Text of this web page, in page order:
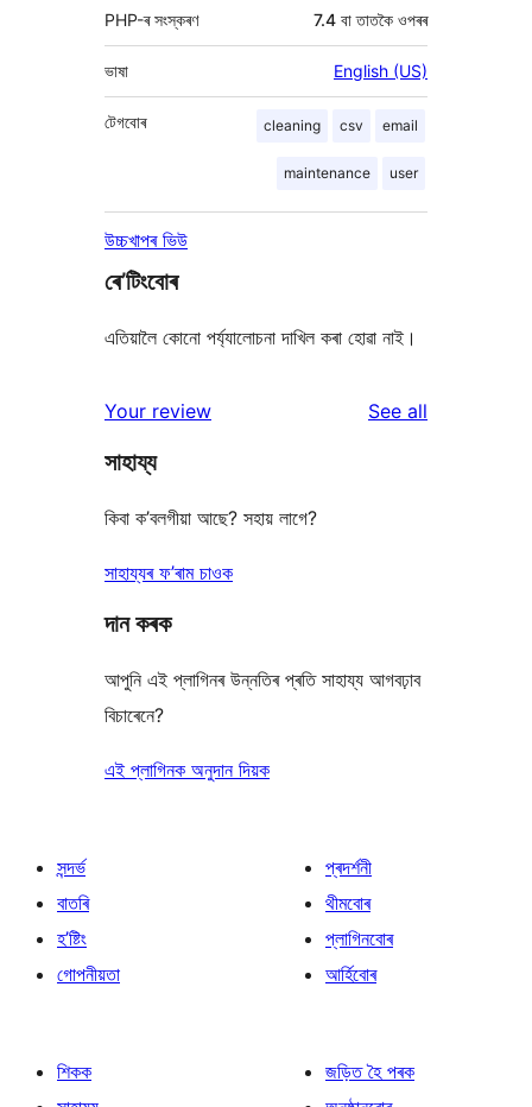
PHP-ৰ সংস্কৰণ 7.4 বা তাতকৈ ওপৰৰ
ভাষা English (US)
cleaning csv email
maintenance user
টেগবোৰ
উচ্চখাপৰ ভিউ
ৰে’টিংবোৰ
এতিয়ালৈ কোনো পৰ্য্যালোচনা দাখিল কৰা হোৱা নাই।
Your review See all
সাহায্য
কিবা ক’বলগীয়া আছে? সহায় লাগে?
সাহায্যৰ ফ’ৰাম চাওক
দান কৰক
আপুনি এই প্লাগিনৰ উন্নতিৰ প্ৰতি সাহায্য আগবঢ়াব
বিচাৰেনে?
এই প্লাগিনক অনুদান দিয়ক
সন্দৰ্ভ
বাতৰি
হ’ষ্টিং
গোপনীয়তা
প্ৰদৰ্শনী
থীমবোৰ
প্লাগিনবোৰ
আৰ্হিবোৰ
শিকক
জড়িত হৈ পৰক